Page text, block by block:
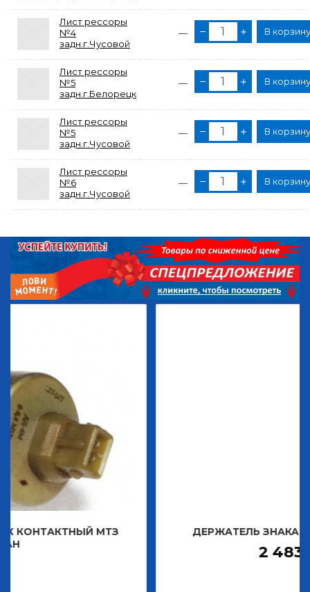
Лист рессоры
№4
задн.г.Чусовой
— В
Лист рессоры
№5
задн.г.Белорецк
— В
Лист рессоры
№5
задн.г.Чусовой
— В
Лист рессоры
№6
задн.г.Чусовой
— В
МТЗ ДЕРЖАТЕЛЬ ЗНАКА
2 483,30 Р